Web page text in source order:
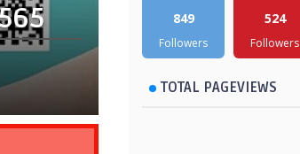
849
Followers
524
Followers
TOTAL PAGEVIEWS